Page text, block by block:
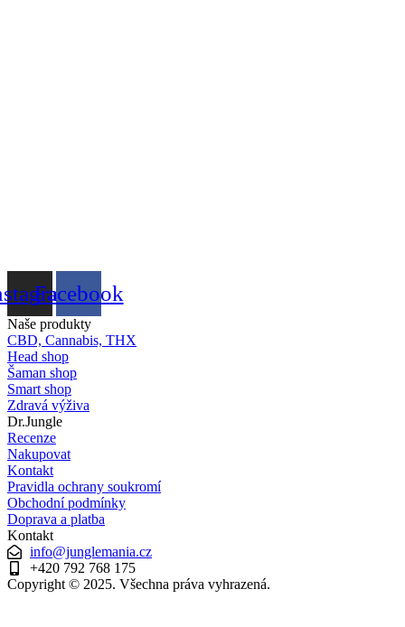
Facebook
Naše produkty
CBD, Cannabis, THX
Head shop
Šaman shop
Smart shop
Zdravá výživa
Dr.Jungle
Recenze
Nakupovat
Kontakt
Pravidla ochrany soukromí
Obchodní podmínky
Doprava a platba
Kontakt
info@junglemania.cz
+420 792 768 175
Copyright © 2025. Všechna práva vyhrazená.